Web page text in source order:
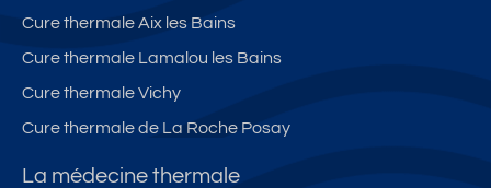
Cure thermale Aix les Bains
Cure thermale Lamalou les Bains
Cure thermale Vichy
Cure thermale de La Roche Posay
La médecine thermale